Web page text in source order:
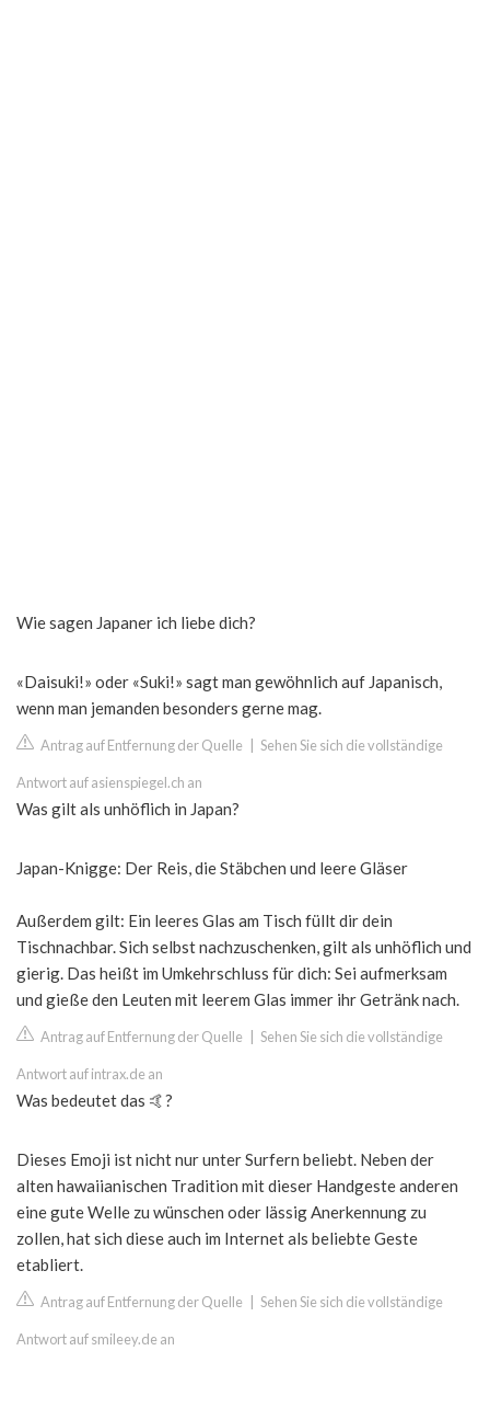
Wie sagen Japaner ich liebe dich?
«Daisuki!» oder «Suki!» sagt man gewöhnlich auf Japanisch,
wenn man jemanden besonders gerne mag.
Antrag auf Entfernung der Quelle Sehen Sie sich die vollständige
Antwort auf asienspiegel.ch an
Was gilt als unhöflich in Japan?
Japan-Knigge: Der Reis, die Stäbchen und leere Gläser
Außerdem gilt: Ein leeres Glas am Tisch füllt dir dein
Tischnachbar. Sich selbst nachzuschenken, gilt als unhöflich und
gierig. Das heißt im Umkehrschluss für dich: Sei aufmerksam
und gieße den Leuten mit leerem Glas immer ihr Getränk nach.
Antrag auf Entfernung der Quelle Sehen Sie sich die vollständige
Antwort auf intrax.de an
Was bedeutet das 🤙?
Dieses Emoji ist nicht nur unter Surfern beliebt. Neben der
alten hawaiianischen Tradition mit dieser Handgeste anderen
eine gute Welle zu wünschen oder lässig Anerkennung zu
zollen, hat sich diese auch im Internet als beliebte Geste
etabliert.
Antrag auf Entfernung der Quelle Sehen Sie sich die vollständige
Antwort auf smileey.de an